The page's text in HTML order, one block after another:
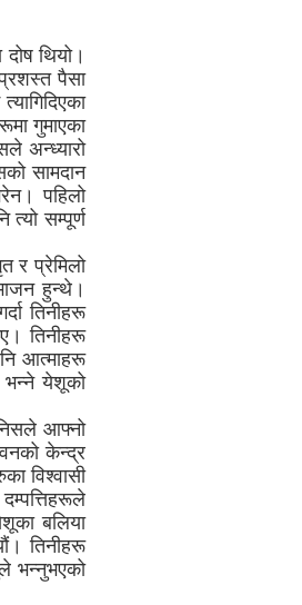
थियो।
पैसा
गुमाएका
अन्ध्यारो
सामदान
पहिलो
त्यो सम्पूर्ण
र प्रेमिलो
हुन्थे।
तिनीहरू
तिनीहरू
आत्माहरू
भन्ने येशूको
आफ्नो
केन्द्र
विश्वासी
बलिया
तिनीहरू
भन्नुभएको